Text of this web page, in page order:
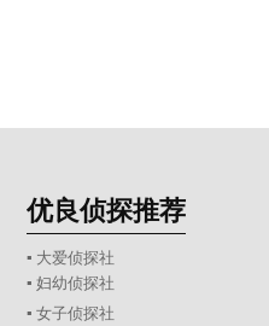
优良侦探推荐
▪ 大爱侦探社
▪ 妇幼侦探社
▪ 女子侦探社